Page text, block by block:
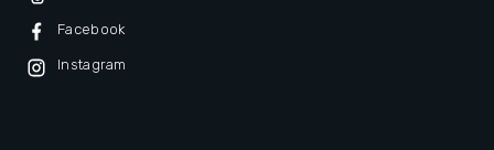
Facebook
Instagram